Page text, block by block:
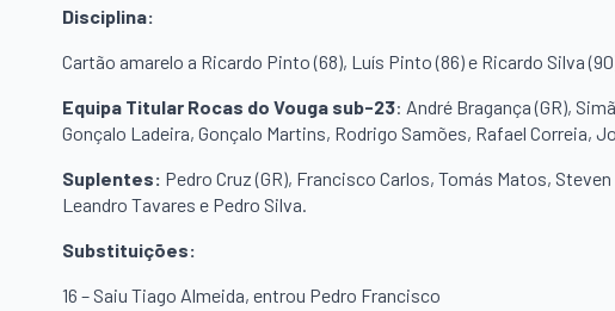
Disciplina:
Cartão amarelo a Ricardo Pinto (68), Luís Pinto (86) e Ricardo Silva
Equipa Titular Rocas do Vouga sub-23: André Bragança (GR),
Gonçalo Ladeira, Gonçalo Martins, Rodrigo Samões, Rafael Correia,
Suplentes: Pedro Cruz (GR), Francisco Carlos, Tomás Matos,
Leandro Tavares e Pedro Silva.
Substituições:
16 – Saiu Tiago Almeida, entrou Pedro Francisco